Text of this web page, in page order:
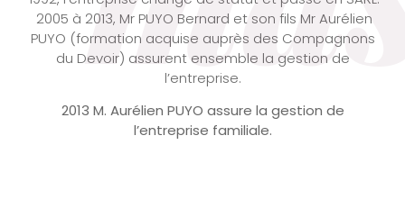
2005 à 2013, Mr PUYO Bernard et son fils Mr Aurélien
PUYO (formation acquise auprès des Compagnons
du Devoir) assurent ensemble la gestion de
l’entreprise.
2013 M. Aurélien PUYO assure la gestion de
l’entreprise familiale.